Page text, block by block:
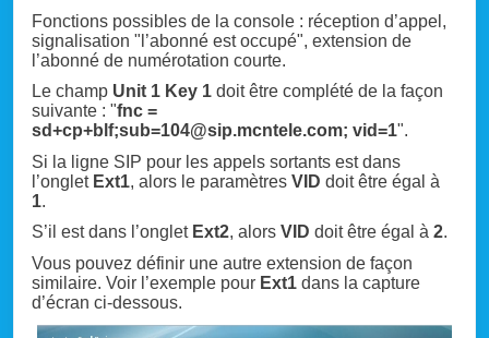
Fonctions possibles de la console : réception d’appel,
signalisation "l’abonné est occupé", extension de
l’abonné de numérotation courte.
Le champ Unit 1 Key 1 doit être complété de la façon
suivante : "fnc =
sd+cp+blf;sub=104@sip.mcntele.com; vid=1".
Si la ligne SIP pour les appels sortants est dans
l’onglet Ext1, alors le paramètres VID doit être égal à
1.
S’il est dans l’onglet Ext2, alors VID doit être égal à 2.
Vous pouvez définir une autre extension de façon
similaire. Voir l’exemple pour Ext1 dans la capture
d’écran ci-dessous.